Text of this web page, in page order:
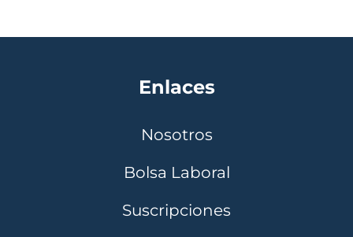
Enlaces
Nosotros
Bolsa Laboral
Suscripciones